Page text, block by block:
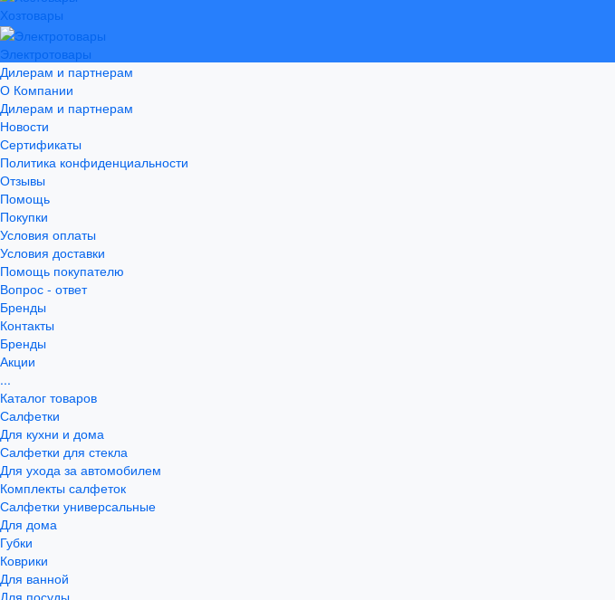
Хозтовары
Электротовары
Дилерам и партнерам
О Компании
Дилерам и партнерам
Новости
Сертификаты
Политика конфиденциальности
Отзывы
Помощь
Покупки
Условия оплаты
Условия доставки
Помощь покупателю
Вопрос - ответ
Бренды
Контакты
Бренды
Акции
...
Каталог товаров
Салфетки
Для кухни и дома
Салфетки для стекла
Для ухода за автомобилем
Комплекты салфеток
Салфетки универсальные
Для дома
Губки
Коврики
Для ванной
Для посуды